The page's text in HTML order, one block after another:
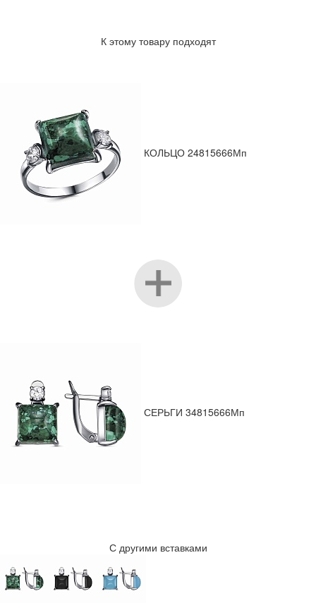
К этому товару подходят
КОЛЬЦО 24815666Мп
СЕРЬГИ 34815666Мп
С другими вставками